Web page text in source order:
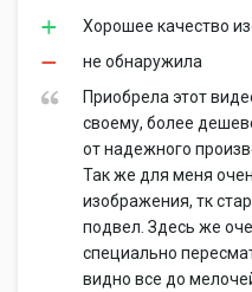
Хорошее качество
не обнаружила
Приобрела этот
своему, более
от надежного
Так же для меня
изображения, тк
подвел. Здесь же
специально
видно все до